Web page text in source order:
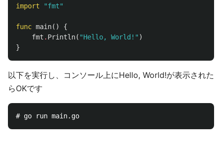
import "fmt"
func main()
{
fmt . Println( "Hello, World!" )
}
以下を実行し、コンソール上にHello, World!が表示された
らOKです